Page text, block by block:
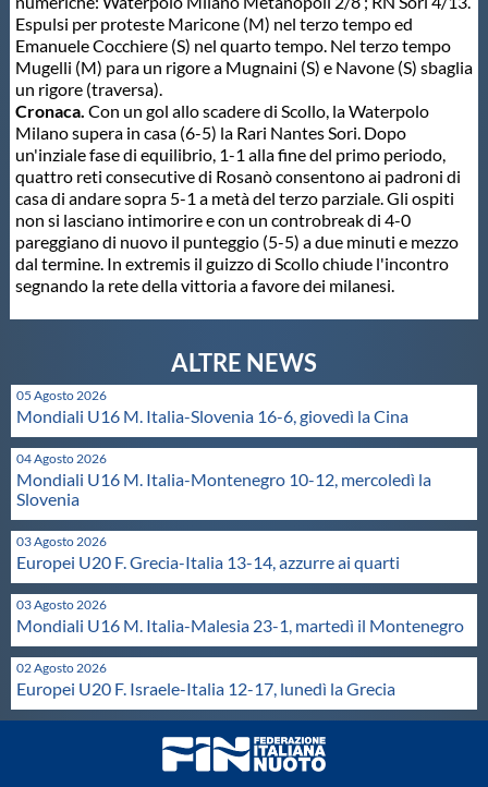
Espulsi per proteste Maricone (M) nel terzo tempo ed
Emanuele Cocchiere (S) nel quarto tempo. Nel terzo tempo
Mugelli (M) para un rigore a Mugnaini (S) e Navone (S) sbaglia
un rigore (traversa).
Cronaca. Con un gol allo scadere di Scollo, la Waterpolo
Milano supera in casa (6-5) la Rari Nantes Sori. Dopo
un'inziale fase di equilibrio, 1-1 alla fine del primo periodo,
quattro reti consecutive di Rosanò consentono ai padroni di
casa di andare sopra 5-1 a metà del terzo parziale. Gli ospiti
non si lasciano intimorire e con un controbreak di 4-0
pareggiano di nuovo il punteggio (5-5) a due minuti e mezzo
dal termine. In extremis il guizzo di Scollo chiude l'incontro
segnando la rete della vittoria a favore dei milanesi.
05 Agosto 2026
Mondiali U16 M. Italia-Slovenia 16-6, giovedì la Cina
04 Agosto 2026
Mondiali U16 M. Italia-Montenegro 10-12, mercoledì la
Slovenia
03 Agosto 2026
Europei U20 F. Grecia-Italia 13-14, azzurre ai quarti
03 Agosto 2026
Mondiali U16 M. Italia-Malesia 23-1, martedì il Montenegro
02 Agosto 2026
Europei U20 F. Israele-Italia 12-17, lunedì la Grecia